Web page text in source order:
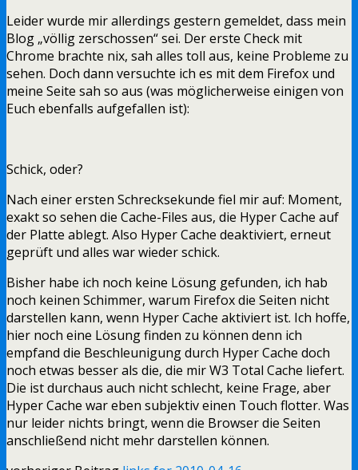
Leider wurde mir allerdings gestern gemeldet, dass mein
Blog „völlig zerschossen“ sei. Der erste Check mit
Chrome brachte nix, sah alles toll aus, keine Probleme zu
sehen. Doch dann versuchte ich es mit dem Firefox und
meine Seite sah so aus (was möglicherweise einigen von
Euch ebenfalls aufgefallen ist):
Schick, oder?
Nach einer ersten Schrecksekunde fiel mir auf: Moment,
exakt so sehen die Cache-Files aus, die Hyper Cache auf
der Platte ablegt. Also Hyper Cache deaktiviert, erneut
geprüft und alles war wieder schick.
Bisher habe ich noch keine Lösung gefunden, ich hab
noch keinen Schimmer, warum Firefox die Seiten nicht
darstellen kann, wenn Hyper Cache aktiviert ist. Ich hoffe,
hier noch eine Lösung finden zu können denn ich
empfand die Beschleunigung durch Hyper Cache doch
noch etwas besser als die, die mir W3 Total Cache liefert.
Die ist durchaus auch nicht schlecht, keine Frage, aber
Hyper Cache war eben subjektiv einen Touch flotter. Was
nur leider nichts bringt, wenn die Browser die Seiten
anschließend nicht mehr darstellen können.